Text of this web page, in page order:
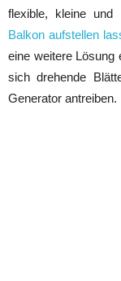
flexible, kleine
Balkon aufstellen
eine weitere Lösung
sich drehende
Generator antreiben.